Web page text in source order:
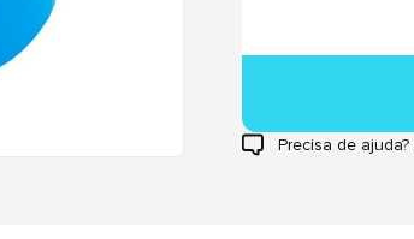
Precisa de ajuda?